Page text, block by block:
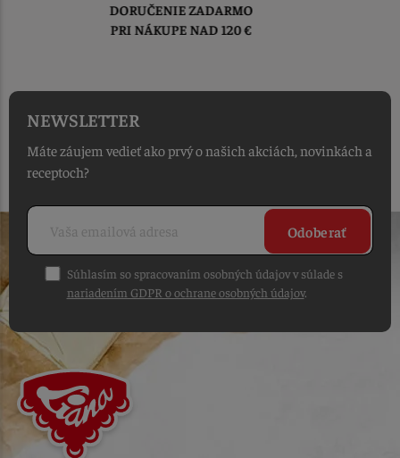
TOVAR ODOSIELAME
DO 1-2 PRACOVNÝCH DNÍ
NEWSLETTER
Máte záujem vedieť ako prvý o našich akciách, novinkách a
receptoch?
Odoberať
Súhlasím so spracovaním osobných údajov v súlade s
nariadením GDPR o ochrane osobných údajov.